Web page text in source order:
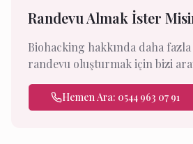
Randevu Almak İster
Biohacking hakkında daha
randevu oluşturmak için bizi
Hemen Ara: 0544 963 07 91